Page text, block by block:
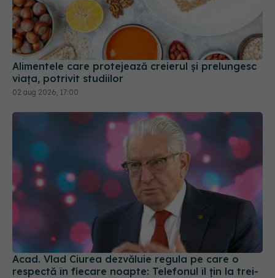
Alimentele care protejează creierul și prelungesc
viața, potrivit studiilor
02 aug 2026, 17:00
Acad. Vlad Ciurea dezvăluie regula pe care o
respectă în fiecare noapte: Telefonul îl țin la trei-